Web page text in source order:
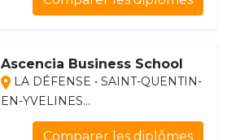
Ascencia Business School
LA DÉFENSE • SAINT-QUENTIN-
EN-YVELINES...
Comparer les diplômes